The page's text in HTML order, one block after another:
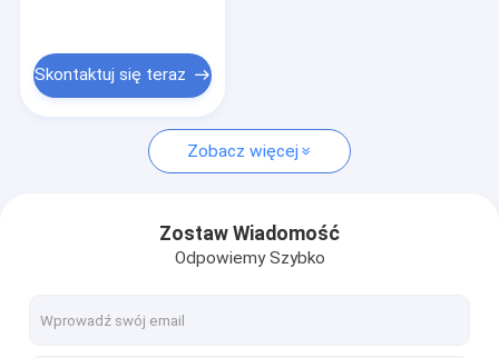
Hydrauliczny zawór sterujący przepływem
Zbiorniki oleju hydraulicznego
Skontaktuj się teraz
Zobacz więcej
Zostaw Wiadomość
Odpowiemy Szybko